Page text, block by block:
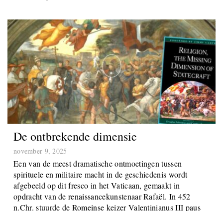
De ontbrekende dimensie
november 9, 2025
Een van de meest dramatische ontmoetingen tussen
spirituele en militaire macht in de geschiedenis wordt
afgebeeld op dit fresco in het Vaticaan, gemaakt in
opdracht van de renaissancekunstenaar Rafaël. In 452
n.Chr. stuurde de Romeinse keizer Valentinianus III paus